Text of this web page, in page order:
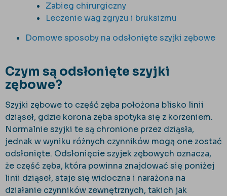
Zabieg chirurgiczny
Leczenie wag zgryzu i bruksizmu
Domowe sposoby na odsłonięte szyjki zębowe
Czym są odsłonięte szyjki
zębowe?
Szyjki zębowe to część zęba położona blisko linii
dziąseł, gdzie korona zęba spotyka się z korzeniem.
Normalnie szyjki te są chronione przez dziąsła,
jednak w wyniku różnych czynników mogą one zostać
odsłonięte. Odsłonięcie szyjek zębowych oznacza,
że część zęba, która powinna znajdować się poniżej
linii dziąseł, staje się widoczna i narażona na
działanie czynników zewnętrznych, takich jak